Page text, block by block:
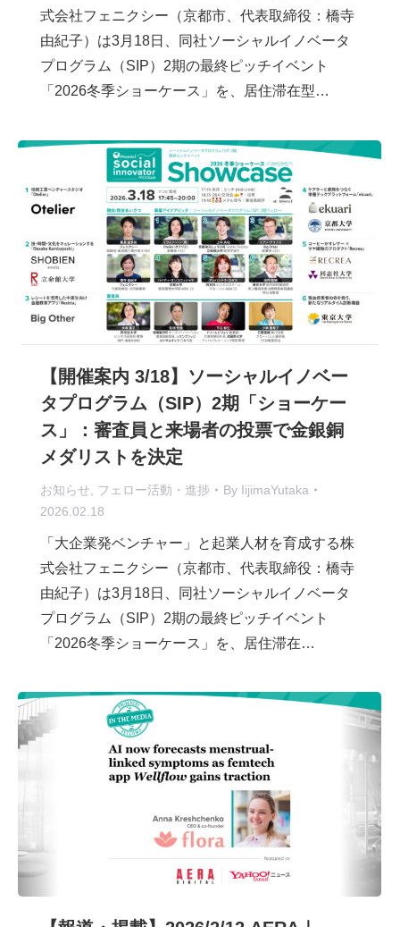
式会社フェニクシー（京都市、代表取締役：橋寺
由紀子）は3月18日、同社ソーシャルイノベータ
プログラム（SIP）2期の最終ピッチイベント
「2026冬季ショーケース」を、居住滞在型…
【開催案内 3/18】ソーシャルイノベー
タプログラム（SIP）2期「ショーケー
ス」：審査員と来場者の投票で金銀銅
メダリストを決定
お知らせ フェロー活動・進捗 By IijimaYutaka
2026.02.18
「大企業発ベンチャー」と起業人材を育成する株
式会社フェニクシー（京都市、代表取締役：橋寺
由紀子）は3月18日、同社ソーシャルイノベータ
プログラム（SIP）2期の最終ピッチイベント
「2026冬季ショーケース」を、居住滞在…